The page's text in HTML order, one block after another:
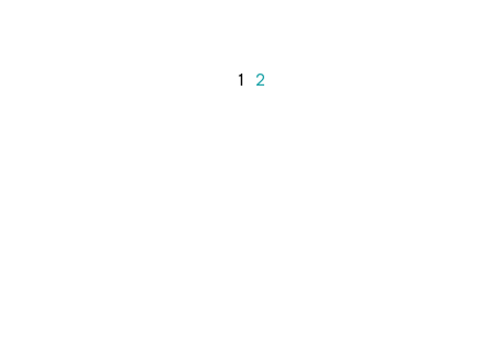
1 2